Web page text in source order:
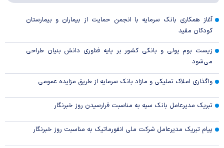
آغاز همکاری بانک سرمایه با انجمن حمایت از بیماران و بیمارستان
کودکان مفید
زیست بوم پولی و بانکی کشور بر پایه فناوری دانش بنیان طراحی
می‌شود
واگذاری املاک تملیکی و مازاد بانک سرمایه از طریق مزایده عمومی
تبریک مدیرعامل بانک سپه به مناسبت فرارسیدن روز خبرنگار
پیام تبریک مدیرعامل شرکت ملی انفورماتیک به مناسبت روز خبرنگار